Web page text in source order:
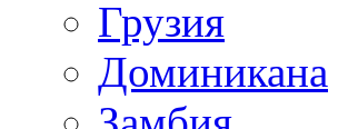
Грузия
Доминикана